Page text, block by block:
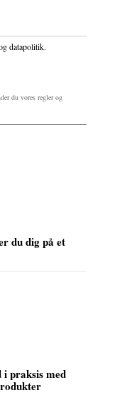
du dig på et
praksis med
datapolitik.
du vores regler og